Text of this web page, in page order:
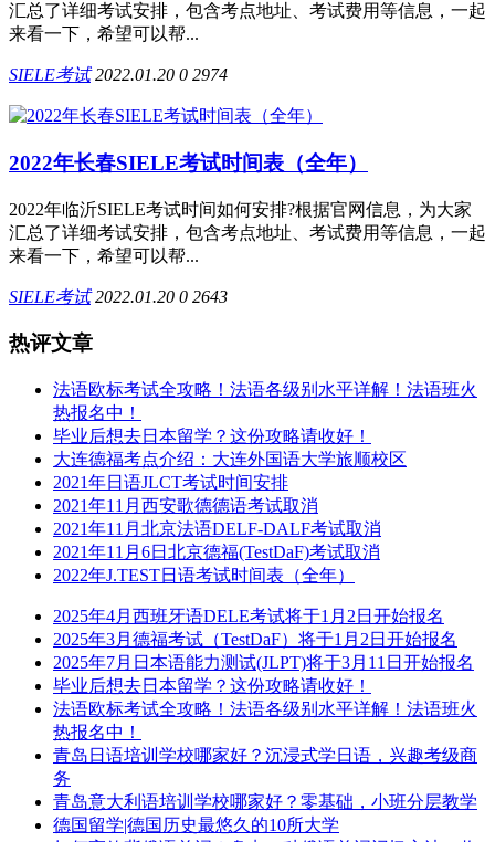
汇总了详细考试安排，包含考点地址、考试费用等信息，一起
来看一下，希望可以帮...
SIELE考试 2022.01.20 0 2974
2022年长春SIELE考试时间表（全年）
2022年临沂SIELE考试时间如何安排?根据官网信息，为大家
汇总了详细考试安排，包含考点地址、考试费用等信息，一起
来看一下，希望可以帮...
SIELE考试 2022.01.20 0 2643
热评文章
法语欧标考试全攻略！法语各级别水平详解！法语班火
热报名中！
毕业后想去日本留学？这份攻略请收好！
大连德福考点介绍：大连外国语大学旅顺校区
2021年日语JLCT考试时间安排
2021年11月西安歌德德语考试取消
2021年11月北京法语DELF-DALF考试取消
2021年11月6日北京德福(TestDaF)考试取消
2022年J.TEST日语考试时间表（全年）
2025年4月西班牙语DELE考试将于1月2日开始报名
2025年3月德福考试（TestDaF）将于1月2日开始报名
2025年7月日本语能力测试(JLPT)将于3月11日开始报名
毕业后想去日本留学？这份攻略请收好！
法语欧标考试全攻略！法语各级别水平详解！法语班火
热报名中！
青岛日语培训学校哪家好？沉浸式学日语，兴趣考级商
务
青岛意大利语培训学校哪家好？零基础，小班分层教学
德国留学|德国历史最悠久的10所大学